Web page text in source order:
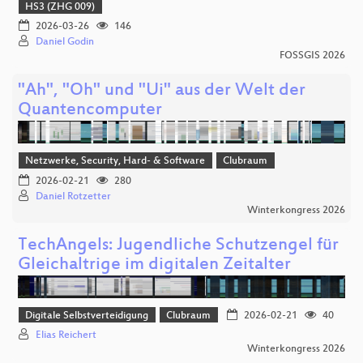
HS3 (ZHG 009)
2026-03-26
146
Daniel Godin
FOSSGIS 2026
"Ah", "Oh" und "Ui" aus der Welt der
Quantencomputer
Netzwerke, Security, Hard- & Software
Clubraum
2026-02-21
280
Daniel Rotzetter
Winterkongress 2026
TechAngels: Jugendliche Schutzengel für
Gleichaltrige im digitalen Zeitalter
Digitale Selbstverteidigung Clubraum 2026-02-21
40
Elias Reichert
Winterkongress 2026